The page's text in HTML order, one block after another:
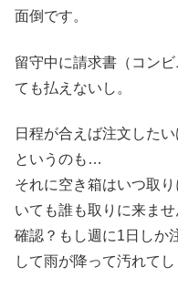
面倒です。
留守中に請求書（コン
ても払えないし。
日程が合えば注文した
というのも…
それに空き箱はいつ取
いても誰も取りに来ま
確認？もし週に1日しか
して雨が降って汚れて